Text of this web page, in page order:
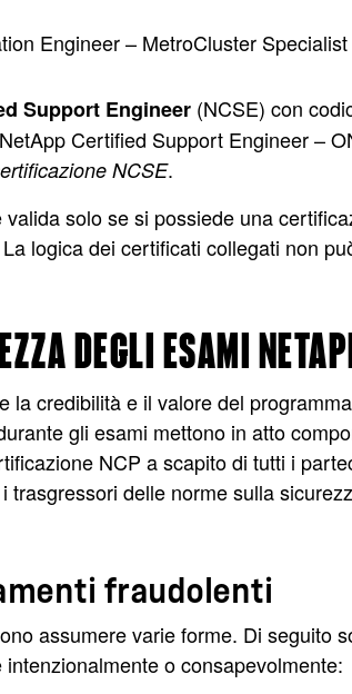
Engineer – MetroCluster
Support Engineer(NCSE) con
Certified Support Engineer –
NCSE.
solo se si possiede una
logica dei certificati collegati non
DEGLI ESAMI
la credibilità e il valore del
gli esami mettono in atto
NCP a scapito di tutti i
delle norme sulla
fraudolenti
assumere varie forme. Di seguito
o consapevolmente: